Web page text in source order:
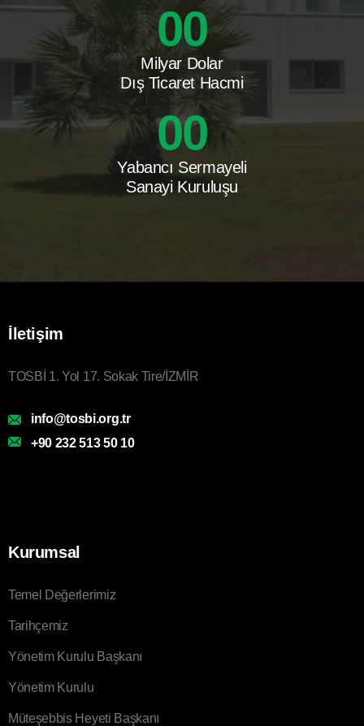
00
Milyar Dolar
Dış Ticaret Hacmi
00
Yabancı Sermayeli
Sanayi Kuruluşu
İletişim
TOSBİ 1. Yol 17. Sokak Tire/İZMİR
info@tosbi.org.tr
+90 232 513 50 10
Kurumsal
Temel Değerlerimiz
Tarihçemiz
Yönetim Kurulu Başkanı
Yönetim Kurulu
Müteşebbis Heyeti Başkanı